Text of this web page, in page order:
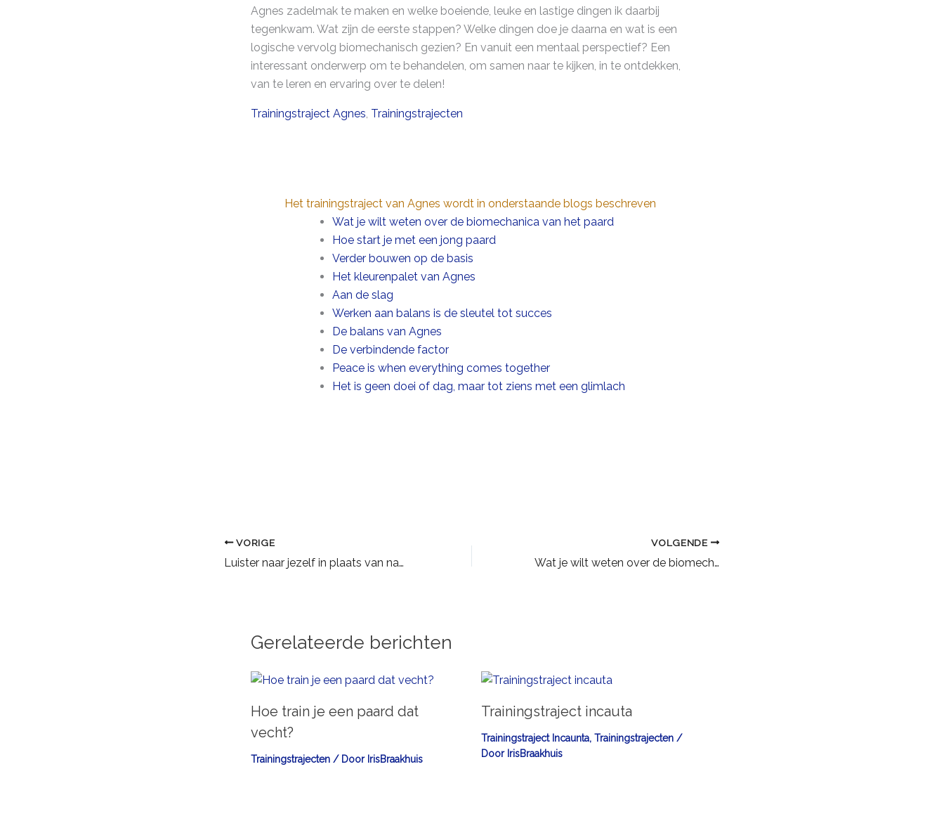
Agnes zadelmak te maken en welke boeiende, leuke en lastige dingen ik daarbij
tegenkwam. Wat zijn de eerste stappen? Welke dingen doe je daarna en wat is een
logische vervolg biomechanisch gezien? En vanuit een mentaal perspectief? Een
interessant onderwerp om te behandelen, om samen naar te kijken, in te ontdekken,
van te leren en ervaring over te delen!
Trainingstraject Agnes, Trainingstrajecten
Het trainingstraject van Agnes wordt in onderstaande blogs beschreven
Wat je wilt weten over de biomechanica van het paard
Hoe start je met een jong paard
Verder bouwen op de basis
Het kleurenpalet van Agnes
Aan de slag
Werken aan balans is de sleutel tot succes
De balans van Agnes
De verbindende factor
Peace is when everything comes together
Het is geen doei of dag, maar tot ziens met een glimlach
VORIGE
Luister naar jezelf in plaats van naar een ander
VOLGENDE
Wat je wilt weten over de biomechanica van het paard
Gerelateerde berichten
Hoe train je een paard dat
vecht?
Trainingstrajecten / Door IrisBraakhuis
Trainingstraject incauta
Trainingstraject Incaunta, Trainingstrajecten/
Door IrisBraakhuis